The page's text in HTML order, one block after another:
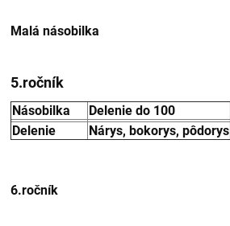
Malá násobilka
5.ročník
Násobilka
Delenie do 100
Delenie
Nárys, bokorys, pôdorys
6.ročník